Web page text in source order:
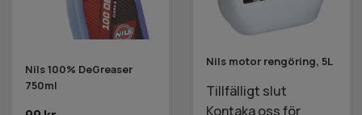
Nils 100% DeGreaser
750ml
Nils motor rengöring, 5L
Tillfälligt slut
Kontaka oss för